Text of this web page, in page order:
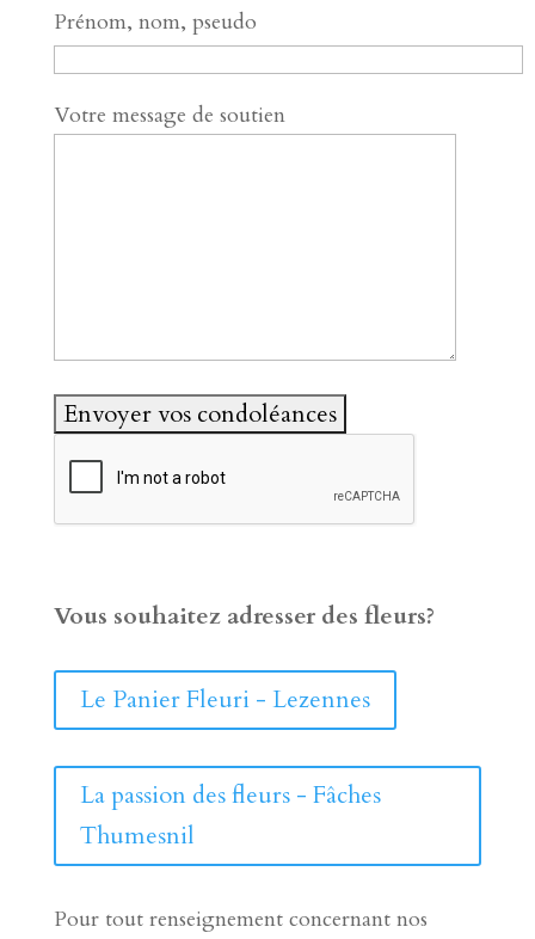
Prénom, nom, pseudo
Votre message de soutien
Vous souhaitez adresser des fleurs?
Le Panier Fleuri - Lezennes
La passion des fleurs - Fâches
Thumesnil
Pour tout renseignement concernant nos